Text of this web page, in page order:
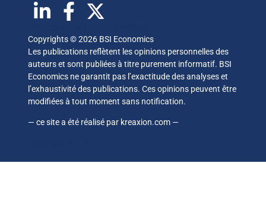
Copyrights © 2026 BSI Economics
Les publications reflètent les opinions personnelles des
auteurs et sont publiées à titre purement informatif. BSI
Economics ne garantit pas l’exactitude des analyses et
l’exhaustivité des publications. Ces opinions peuvent être
modifiées à tout moment sans notification.
— ce site a été réalisé par kreaxion.com —